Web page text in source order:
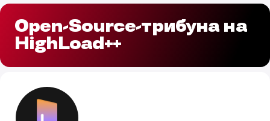
Open-Source-трибуна на
HighLoad++